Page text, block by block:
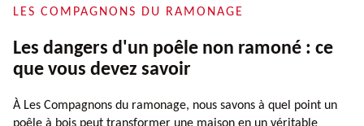
LES COMPAGNONS DU RAMONAGE
Les dangers d'un poêle non ramoné : ce
que vous devez savoir
À Les Compagnons du ramonage, nous savons à quel point un
poêle à bois peut transformer une maison en un véritable